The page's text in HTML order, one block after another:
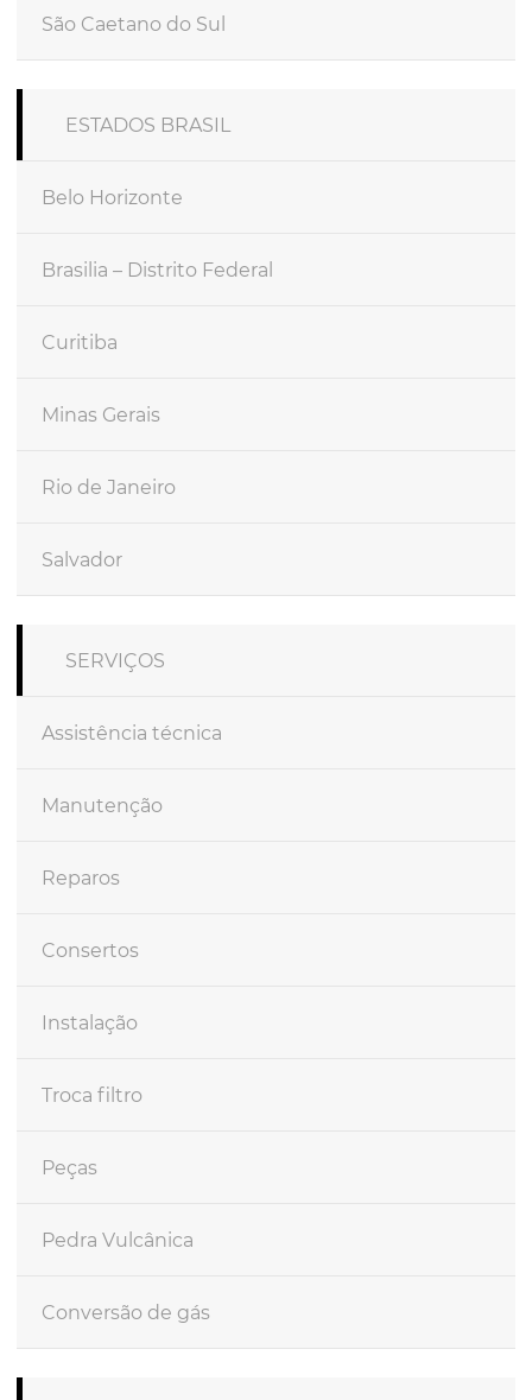
São Caetano do Sul
ESTADOS BRASIL
Belo Horizonte
Brasilia – Distrito Federal
Curitiba
Minas Gerais
Rio de Janeiro
Salvador
SERVIÇOS
Assistência técnica
Manutenção
Reparos
Consertos
Instalação
Troca filtro
Peças
Pedra Vulcânica
Conversão de gás